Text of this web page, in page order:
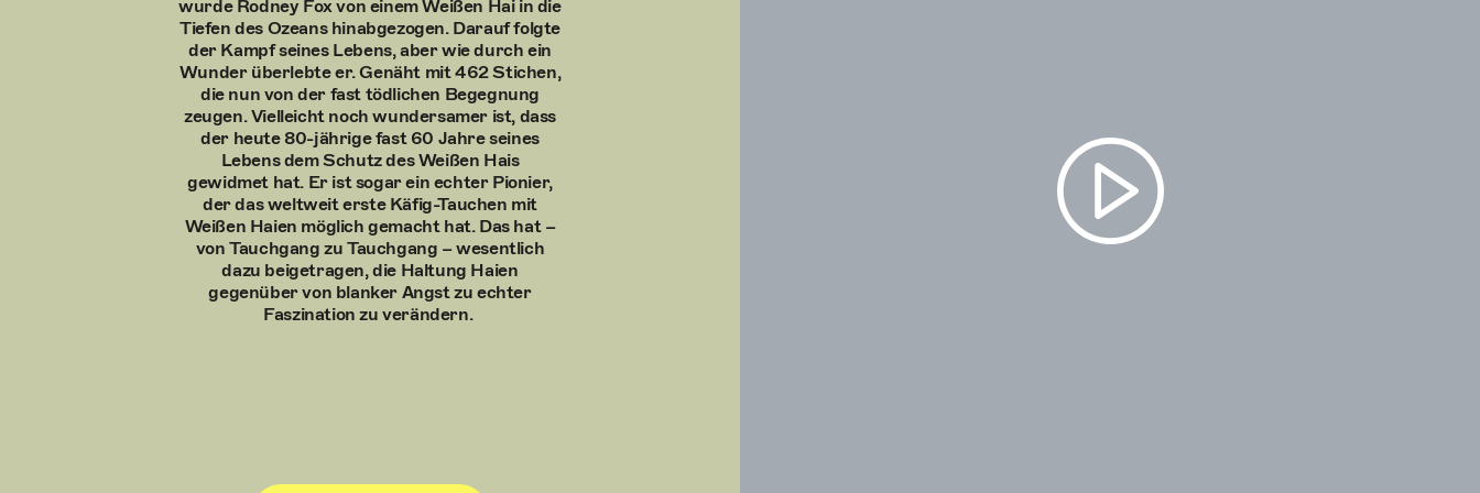
wurde Rodney Fox von einem Weißen Hai in die
Tiefen des Ozeans hinabgezogen. Darauf folgte
der Kampf seines Lebens, aber wie durch ein
Wunder überlebte er. Genäht mit 462 Stichen,
die nun von der fast tödlichen Begegnung
zeugen. Vielleicht noch wundersamer ist, dass
der heute 80-jährige fast 60 Jahre seines
Lebens dem Schutz des Weißen Hais
gewidmet hat. Er ist sogar ein echter Pionier,
der das weltweit erste Käfig-Tauchen mit
Weißen Haien möglich gemacht hat. Das hat –
von Tauchgang zu Tauchgang – wesentlich
dazu beigetragen, die Haltung Haien
gegenüber von blanker Angst zu echter
Faszination zu verändern.